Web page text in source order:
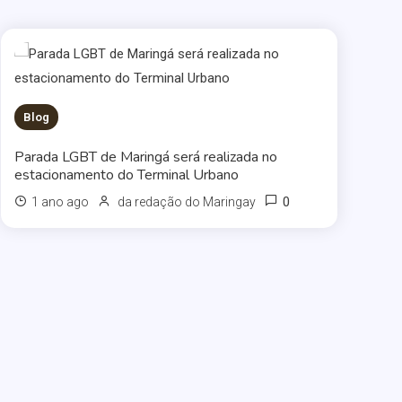
Blog
Parada LGBT de Maringá será realizada no
estacionamento do Terminal Urbano
1 ano ago da redação do Maringay 0